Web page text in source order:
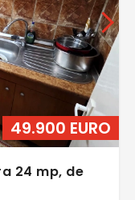
49.900 EURO
24 mp, de